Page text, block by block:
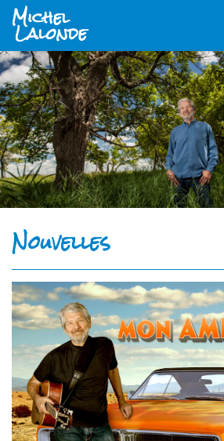
Michel
Lalonde
Nouvelles